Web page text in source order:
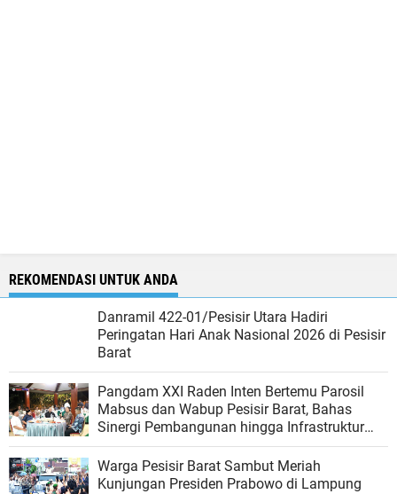
REKOMENDASI UNTUK ANDA
Danramil 422-01/Pesisir Utara Hadiri
Peringatan Hari Anak Nasional 2026 di Pesisir
Barat
Pangdam XXI Raden Inten Bertemu Parosil
Mabsus dan Wabup Pesisir Barat, Bahas
Sinergi Pembangunan hingga Infrastruktur
Daerah
Warga Pesisir Barat Sambut Meriah
Kunjungan Presiden Prabowo di Lampung